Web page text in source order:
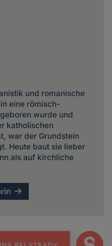
und romanische
eine römisch-
wurde und
katholischen
war der Grundstein
Heute baut sie lieber
als auf kirchliche